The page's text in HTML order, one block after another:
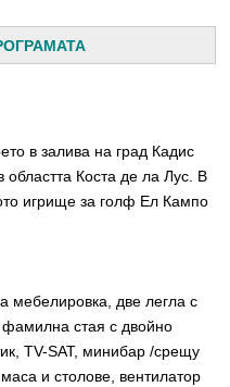
в залива на град Кадис
областта Коста де ла Лус. В
игрище за голф Ел Кампо
мебелировка, две легла с
стая с двойно
TV-SAT, минибар /срещу
и столове, вентилатор